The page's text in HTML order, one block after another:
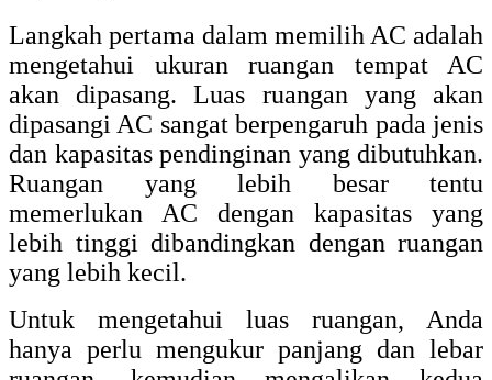
Langkah pertama dalam memilih AC adalah
mengetahui ukuran ruangan tempat AC
akan dipasang. Luas ruangan yang akan
dipasangi AC sangat berpengaruh pada jenis
dan kapasitas pendinginan yang dibutuhkan.
Ruangan yang lebih besar tentu
memerlukan AC dengan kapasitas yang
lebih tinggi dibandingkan dengan ruangan
yang lebih kecil.
Untuk mengetahui luas ruangan, Anda
hanya perlu mengukur panjang dan lebar